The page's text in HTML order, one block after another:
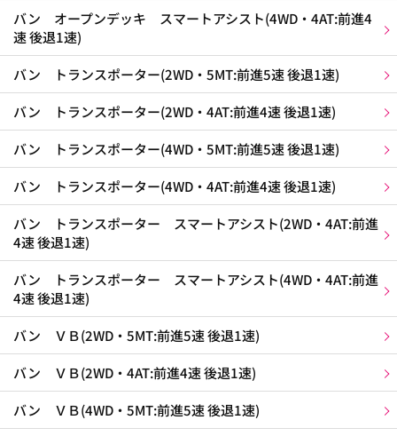
バン オープンデッキ スマートアシスト(4WD・4AT:前進4
速 後退1速)
バン トランスポーター(2WD・5MT:前進5速 後退1速)
バン トランスポーター(2WD・4AT:前進4速 後退1速)
バン トランスポーター(4WD・5MT:前進5速 後退1速)
バン トランスポーター(4WD・4AT:前進4速 後退1速)
バン トランスポーター スマートアシスト(2WD・4AT:前進
4速 後退1速)
バン トランスポーター スマートアシスト(4WD・4AT:前進
4速 後退1速)
バン ＶＢ(2WD・5MT:前進5速 後退1速)
バン ＶＢ(2WD・4AT:前進4速 後退1速)
バン ＶＢ(4WD・5MT:前進5速 後退1速)